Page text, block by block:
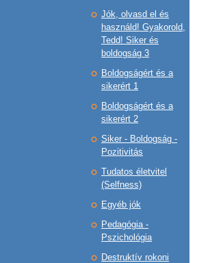
Jók, olvasd el és
használd! Gyakorold,
Tedd! Siker és
boldogság 3
Boldogságért és a
sikerért 1
Boldogságért és a
sikerért 2
Siker - Boldogság -
Pozitivitás
Tudatos életvitel
(Selfness)
Egyéb jók
Pedagógia -
Pszichológia
Destruktív rokoni